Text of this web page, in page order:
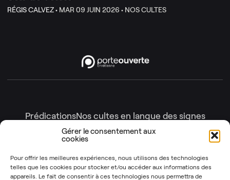
Gérer le consentement aux
cookies
Pour offrir les meilleures expériences, nous utilisons des technologies
telles que les cookies pour stocker et/ou accéder aux informations des
appareils. Le fait de consentir à ces technologies nous permettra de
RÉGIS CALVEZ • MAR 09 JUIN 2026 • NOS CULTES
PrédicationsNos cultes en langue des signes
Nos cultes en intégralité
Génération enfants
Les Instants Post-It
Nos émissions
OSYR – Dernière saison